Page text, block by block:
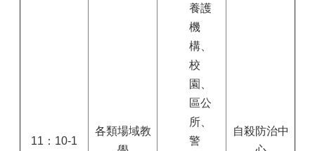
11：10-1
各類場域教
養護
機
構、
校
園、
區公
所、
警
自殺防治中